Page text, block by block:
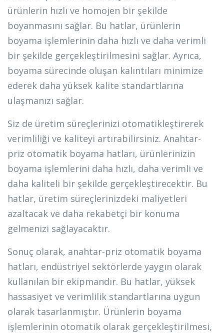
ürünlerin hızlı ve homojen bir şekilde
boyanmasını sağlar. Bu hatlar, ürünlerin
boyama işlemlerinin daha hızlı ve daha verimli
bir şekilde gerçekleştirilmesini sağlar. Ayrıca,
boyama sürecinde oluşan kalıntıları minimize
ederek daha yüksek kalite standartlarına
ulaşmanızı sağlar.
Siz de üretim süreçlerinizi otomatikleştirerek
verimliliği ve kaliteyi artırabilirsiniz. Anahtar-
priz otomatik boyama hatları, ürünlerinizin
boyama işlemlerini daha hızlı, daha verimli ve
daha kaliteli bir şekilde gerçekleştirecektir. Bu
hatlar, üretim süreçlerinizdeki maliyetleri
azaltacak ve daha rekabetçi bir konuma
gelmenizi sağlayacaktır.
Sonuç olarak, anahtar-priz otomatik boyama
hatları, endüstriyel sektörlerde yaygın olarak
kullanılan bir ekipmandır. Bu hatlar, yüksek
hassasiyet ve verimlilik standartlarına uygun
olarak tasarlanmıştır. Ürünlerin boyama
işlemlerinin otomatik olarak gerçekleştirilmesi,